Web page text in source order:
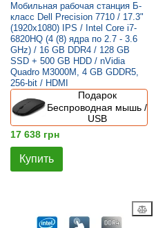
Мобильная рабочая станция Б-
класс Dell Precision 7710 / 17.3"
(1920x1080) IPS / Intel Core i7-
6820HQ (4 (8) ядра по 2.7 - 3.6
GHz) / 16 GB DDR4 / 128 GB
SSD + 500 GB HDD / nVidia
Quadro M3000M, 4 GB GDDR5,
256-bit / HDMI
Подарок
Беспроводная мышь /
USB
17 638 грн
Купить